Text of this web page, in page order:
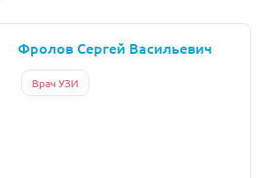
Фролов Сергей Васильевич
Врач УЗИ